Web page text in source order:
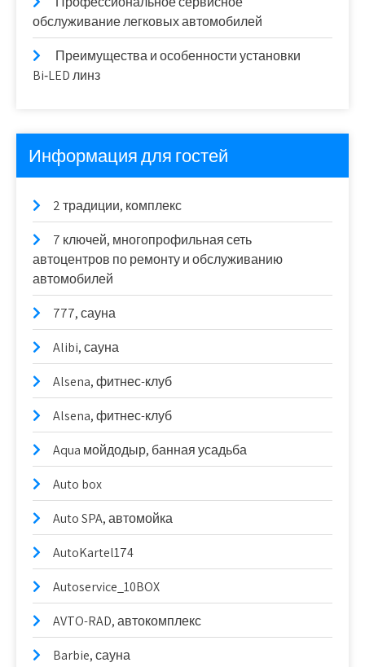
обслуживание легковых автомобилей
Преимущества и особенности установки
Bi‑LED линз
Информация для гостей
2 традиции, комплекс
7 ключей, многопрофильная сеть
автоцентров по ремонту и обслуживанию
автомобилей
777, сауна
Alibi, сауна
Alsena, фитнес-клуб
Alsena, фитнес-клуб
Aqua мойдодыр, банная усадьба
Auto box
Auto SPA, автомойка
AutoKartel174
Autoservice_10BOX
AVTO-RAD, автокомплекс
Barbie, сауна